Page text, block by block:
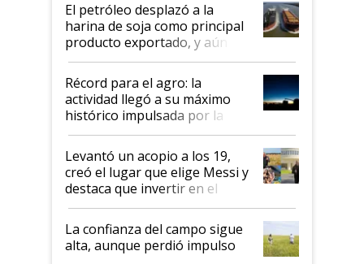
El petróleo desplazó a la
harina de soja como principal
producto exportado, y aún así
el agro aportó casi seis de cada
diez dólares y sostuvo el
liderazgo en un semestre
récord
Récord para el agro: la
actividad llegó a su máximo
histórico impulsada por la
cosecha y las exportaciones
Levantó un acopio a los 19,
creó el lugar que elige Messi y
destaca que invertir en el
kirchnerismo era como "darle
plata a un hijo para droga":
Juan Félix Rossetti, el libertario
que de una dura crisis salió
La confianza del campo sigue
alta, aunque perdió impulso